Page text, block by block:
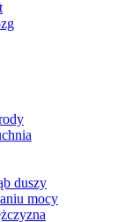
duszy
mocy